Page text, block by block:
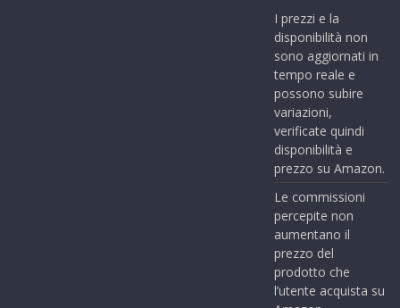
I prezzi e la
disponibilità non
sono aggiornati in
tempo reale e
possono subire
variazioni,
verificate quindi
disponibilità e
prezzo su Amazon.
Le commissioni
percepite non
aumentano il
prezzo del
prodotto che
l’utente acquista su